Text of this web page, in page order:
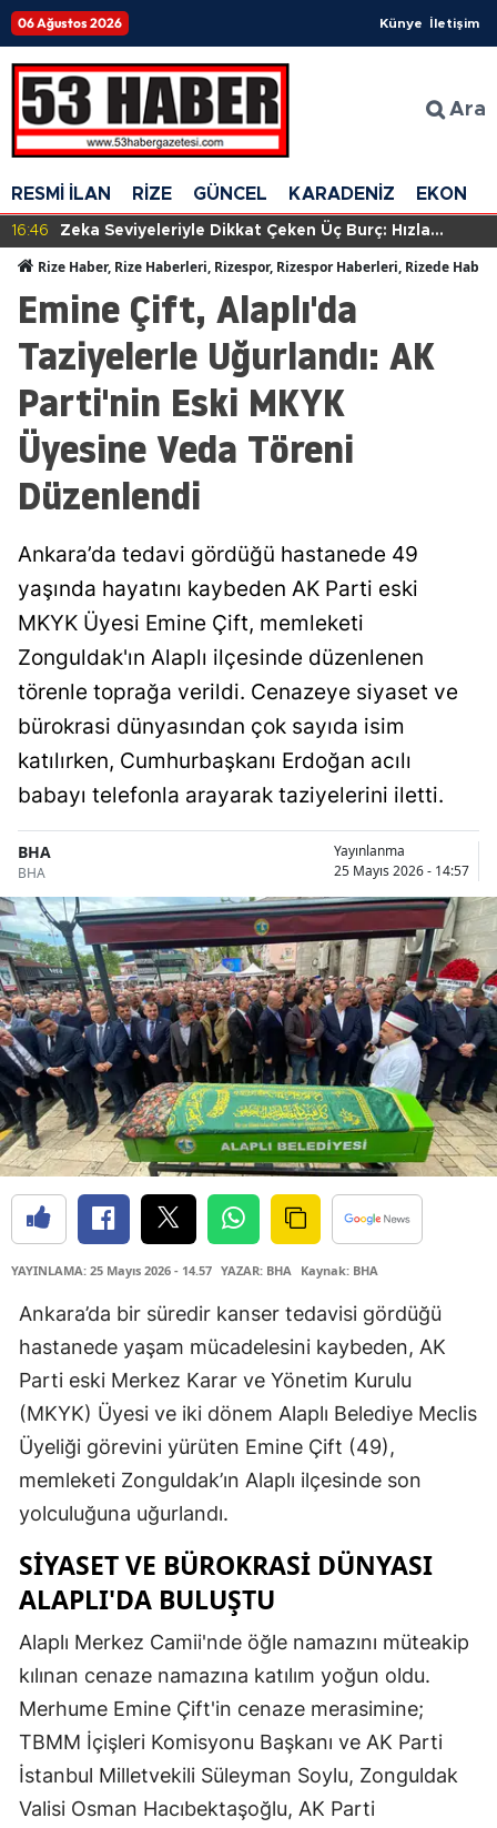
06 Ağustos 2026 Künye İletişim
Ara
RESMİ İLAN RİZE GÜNCEL KARADENİZ
16:46
Zeka Seviyeleriyle Dikkat Çeken Üç Burç: Hızla
Rize Haber, Rize Haberleri, Rizespor, Rizespor Haberleri, Rizede
Emine Çift, Alaplı'da
Taziyelerle Uğurlandı: AK
Parti'nin Eski MKYK
Üyesine Veda Töreni
Düzenlendi
Ankara’da tedavi gördüğü hastanede 49
yaşında hayatını kaybeden AK Parti eski
MKYK Üyesi Emine Çift, memleketi
Zonguldak'ın Alaplı ilçesinde düzenlenen
törenle toprağa verildi. Cenazeye siyaset ve
bürokrasi dünyasından çok sayıda isim
katılırken, Cumhurbaşkanı Erdoğan acılı
babayı telefonla arayarak taziyelerini iletti.
BHA
BHA
Yayınlanma
25 Mayıs 2026 - 14:57
YAYINLAMA: 25 Mayıs 2026 - 14.57 YAZAR: BHA Kaynak: BHA
​Ankara’da bir süredir kanser tedavisi gördüğü
hastanede yaşam mücadelesini kaybeden, AK
Parti eski Merkez Karar ve Yönetim Kurulu
(MKYK) Üyesi ve iki dönem Alaplı Belediye Meclis
Üyeliği görevini yürüten Emine Çift (49),
memleketi Zonguldak’ın Alaplı ilçesinde son
yolculuğuna uğurlandı.
​SIYASET VE BÜROKRASI DÜNYASI
ALAPLI'DA BULUŞTU
​Alaplı Merkez Camii'nde öğle namazını müteakip
kılınan cenaze namazına katılım yoğun oldu.
Merhume Emine Çift'in cenaze merasimine;
TBMM İçişleri Komisyonu Başkanı ve AK Parti
İstanbul Milletvekili Süleyman Soylu, Zonguldak
Valisi Osman Hacıbektaşoğlu, AK Parti